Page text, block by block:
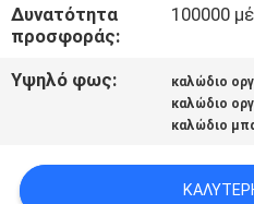
ΕΙΔΉΣΕΙΣ
ΠΕΡΙΠΤΏΣΕΙΣ
SITEMAP
Δυνατότητα
προσφοράς:
100000
Υψηλό φως: καλώδιο
καλώδιο
καλώδιο